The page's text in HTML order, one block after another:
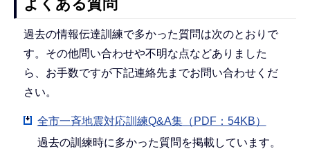
よくある質問
過去の情報伝達訓練で多かった質問は次のとおりで
す。その他問い合わせや不明な点などありました
ら、お手数ですが下記連絡先までお問い合わせくだ
さい。
全市一斉地震対応訓練Q&A集（PDF：54KB）
過去の訓練時に多かった質問を掲載しています。